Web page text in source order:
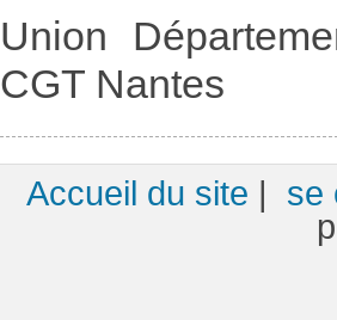
Union
CGT Nantes
Accueil du site | se